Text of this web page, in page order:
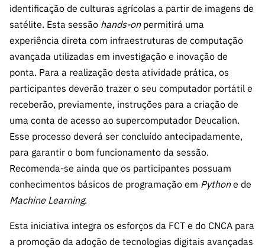
identificação de culturas agrícolas a partir de imagens de
satélite. Esta sessão hands-onpermitirá uma
experiência direta com infraestruturas de computação
avançada utilizadas em investigação e inovação de
ponta. Para a realização desta atividade prática, os
participantes deverão trazer o seu computador portátil e
receberão, previamente, instruções para a criação de
uma conta de acesso ao supercomputador Deucalion.
Esse processo deverá ser concluído antecipadamente,
para garantir o bom funcionamento da sessão.
Recomenda-se ainda que os participantes possuam
conhecimentos básicos de programação em Pythone de
Machine Learning.
Esta iniciativa integra os esforços da FCT e do CNCA para
a promoção da adoção de tecnologias digitais avançadas